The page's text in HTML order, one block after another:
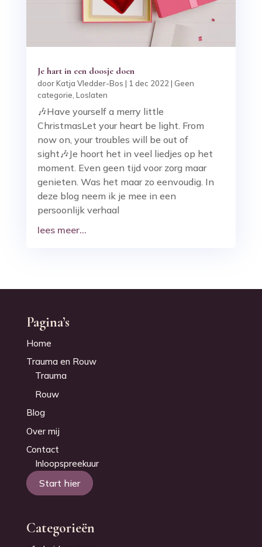
Je hart in een doosje doen
doorKatja Vledder-Bos | 1 dec 2022 | Geen
categorie Loslaten
🎶Have yourself a merry little
ChristmasLet your heart be light. From
now on, your troubles will be out of
sight🎶Je hoort het in veel liedjes op het
moment. Even geen tijd voor zorg maar
genieten. Was het maar zo eenvoudig. In
deze blog neem ik je mee in een
persoonlijk verhaal
lees meer...
Pagina’s
Home
Trauma en Rouw
Trauma
Rouw
Blog
Over mij
Contact
Inloopspreekuur
Start hier
Categorieën